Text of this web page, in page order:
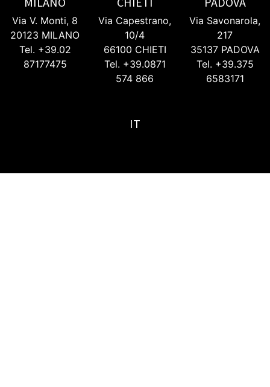
Via V. Monti, 8
20123 MILANO
Tel. +39.02
87177475
Via Capestrano,
10/4
66100 CHIETI
Tel. +39.0871
574 866
Via Savonarola,
217
35137 PADOVA
Tel. +39.375
6583171
IT